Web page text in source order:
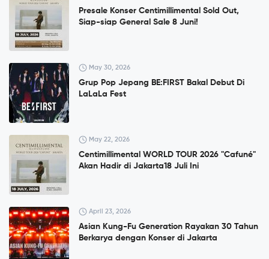
Presale Konser Centimillimental Sold Out,
Siap-siap General Sale 8 Juni!
May 30, 2026
Grup Pop Jepang BE:FIRST Bakal Debut Di
LaLaLa Fest
May 22, 2026
Centimillimental WORLD TOUR 2026 "Cafuné"
Akan Hadir di Jakarta18 Juli Ini
April 23, 2026
Asian Kung-Fu Generation Rayakan 30 Tahun
Berkarya dengan Konser di Jakarta